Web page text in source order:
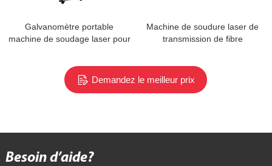
Galvanomètre portable
machine de soudage laser pour
Machine de soudure laser de
transmission de fibre
Demandez le meilleur prix
Besoin d’aide?